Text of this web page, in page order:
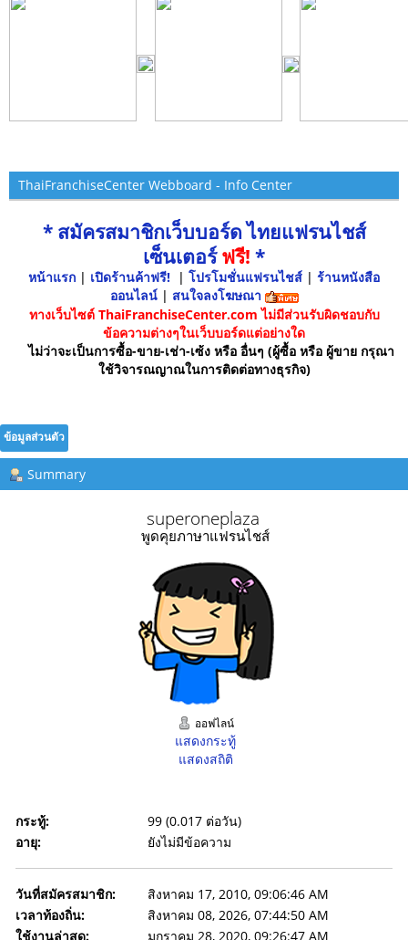
ThaiFranchiseCenter Webboard - Info Center
* สมัครสมาชิกเว็บบอร์ด ไทยแฟรนไชส์
เซ็นเตอร์ฟรี! *
หน้าแรก | เปิดร้านค้าฟรี! | โปรโมชั่นแฟรนไชส์ | ร้านหนังสือ
ออนไลน์ | สนใจลงโฆษณา
ทางเว็บไซต์ ThaiFranchiseCenter.com ไม่มีส่วนรับผิดชอบกับ
ข้อความต่างๆในเว็บบอร์ดแต่อย่างใด
ไม่ว่าจะเป็นการซื้อ-ขาย-เช่า-เซ้ง หรือ อื่นๆ (ผู้ซื้อ หรือ ผู้ขาย กรุณา
ใช้วิจารณญาณในการติดต่อทางธุรกิจ)
ข้อมูลส่วนตัว
Summary
superoneplaza
พูดคุยภาษาแฟรนไชส์
ออฟไลน์
แสดงกระทู้
แสดงสถิติ
กระทู้:
99 (0.017 ต่อวัน)
อายุ:
ยังไม่มีข้อความ
วันที่สมัครสมาชิก:
สิงหาคม 17, 2010, 09:06:46 AM
เวลาท้องถิ่น:
สิงหาคม 08, 2026, 07:44:50 AM
ใช้งานล่าสุด:
มกราคม 28, 2020, 09:26:47 AM